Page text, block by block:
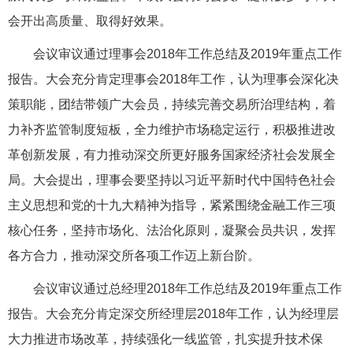
会开出高质量、取得好效果。
会议审议通过理事会2018年工作总结及2019年重点工作
报告。大会充分肯定理事会2018年工作，认为理事会深化决
策职能，团结带领广大会员，持续完善交易所治理结构，着
力补齐监管制度短板，全力维护市场稳定运行，积极推进改
革创新发展，有力推动深交所更好服务国家经济社会发展全
局。大会提出，理事会要坚持以习近平新时代中国特色社会
主义思想和党的十九大精神为指导，紧紧围绕金融工作三项
核心任务，坚持市场化、法治化原则，凝聚会员共识，发挥
各方合力，推动深交所各项工作迈上新台阶。
会议审议通过总经理2018年工作总结及2019年重点工作
报告。大会充分肯定深交所经理层2018年工作，认为经理层
大力推进市场改革，持续强化一线监管，扎实提升技术保